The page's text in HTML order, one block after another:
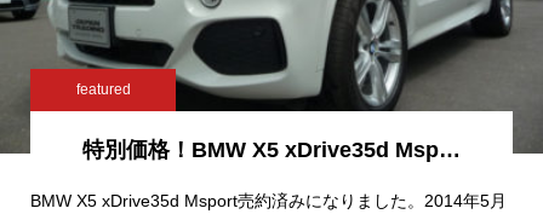
featured
特別価格！BMW X5 xDrive35d Msp…
BMW X5 xDrive35d Msport売約済みになりました。2014年5月